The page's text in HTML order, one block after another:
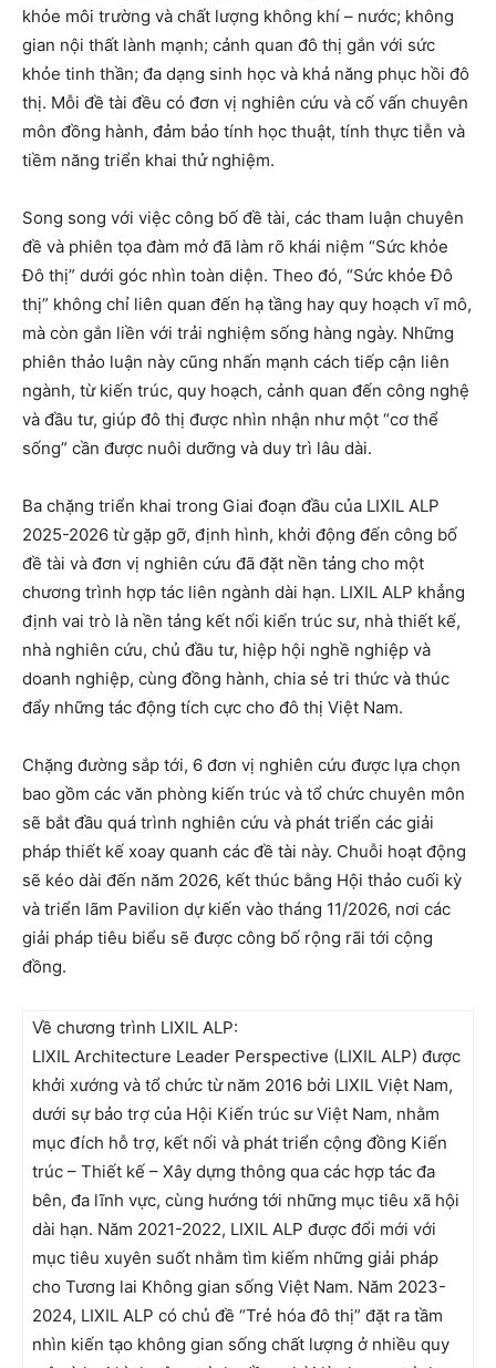
khỏe môi trường và chất lượng không khí – nước; không
gian nội thất lành mạnh; cảnh quan đô thị gắn với sức
khỏe tinh thần; đa dạng sinh học và khả năng phục hồi đô
thị. Mỗi đề tài đều có đơn vị nghiên cứu và cố vấn chuyên
môn đồng hành, đảm bảo tính học thuật, tính thực tiễn và
tiềm năng triển khai thử nghiệm.
Song song với việc công bố đề tài, các tham luận chuyên
đề và phiên tọa đàm mở đã làm rõ khái niệm “Sức khỏe
Đô thị” dưới góc nhìn toàn diện. Theo đó, “Sức khỏe Đô
thị” không chỉ liên quan đến hạ tầng hay quy hoạch vĩ mô,
mà còn gắn liền với trải nghiệm sống hàng ngày. Những
phiên thảo luận này cũng nhấn mạnh cách tiếp cận liên
ngành, từ kiến trúc, quy hoạch, cảnh quan đến công nghệ
và đầu tư, giúp đô thị được nhìn nhận như một “cơ thể
sống” cần được nuôi dưỡng và duy trì lâu dài.
Ba chặng triển khai trong Giai đoạn đầu của LIXIL ALP
2025-2026 từ gặp gỡ, định hình, khởi động đến công bố
đề tài và đơn vị nghiên cứu đã đặt nền tảng cho một
chương trình hợp tác liên ngành dài hạn. LIXIL ALP khẳng
định vai trò là nền tảng kết nối kiến trúc sư, nhà thiết kế,
nhà nghiên cứu, chủ đầu tư, hiệp hội nghề nghiệp và
doanh nghiệp, cùng đồng hành, chia sẻ tri thức và thúc
đẩy những tác động tích cực cho đô thị Việt Nam.
Chặng đường sắp tới, 6 đơn vị nghiên cứu được lựa chọn
bao gồm các văn phòng kiến trúc và tổ chức chuyên môn
sẽ bắt đầu quá trình nghiên cứu và phát triển các giải
pháp thiết kế xoay quanh các đề tài này. Chuỗi hoạt động
sẽ kéo dài đến năm 2026, kết thúc bằng Hội thảo cuối kỳ
và triển lãm Pavilion dự kiến vào tháng 11/2026, nơi các
giải pháp tiêu biểu sẽ được công bố rộng rãi tới cộng
đồng.
Về chương trình LIXIL ALP:
LIXIL Architecture Leader Perspective (LIXIL ALP) được
khởi xướng và tổ chức từ năm 2016 bởi LIXIL Việt Nam,
dưới sự bảo trợ của Hội Kiến trúc sư Việt Nam, nhằm
mục đích hỗ trợ, kết nối và phát triển cộng đồng Kiến
trúc – Thiết kế – Xây dựng thông qua các hợp tác đa
bên, đa lĩnh vực, cùng hướng tới những mục tiêu xã hội
dài hạn. Năm 2021-2022, LIXIL ALP được đổi mới với
mục tiêu xuyên suốt nhằm tìm kiếm những giải pháp
cho Tương lai Không gian sống Việt Nam. Năm 2023-
2024, LIXIL ALP có chủ đề “Trẻ hóa đô thị” đặt ra tầm
nhìn kiến tạo không gian sống chất lượng ở nhiều quy